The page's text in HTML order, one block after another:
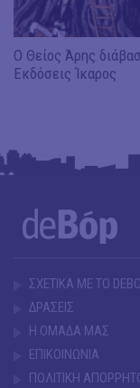
Ο Θείος Άρης
Εκδόσεις Ίκαρος
ΣΧΕΤΙΚΑ ΜΕ ΤΟ
ΔΡΑΣΕΙΣ
Η ΟΜΑΔΑ ΜΑΣ
ΕΠΙΚΟΙΝΩΝΙΑ
ΠΟΛΙΤΙΚΗ